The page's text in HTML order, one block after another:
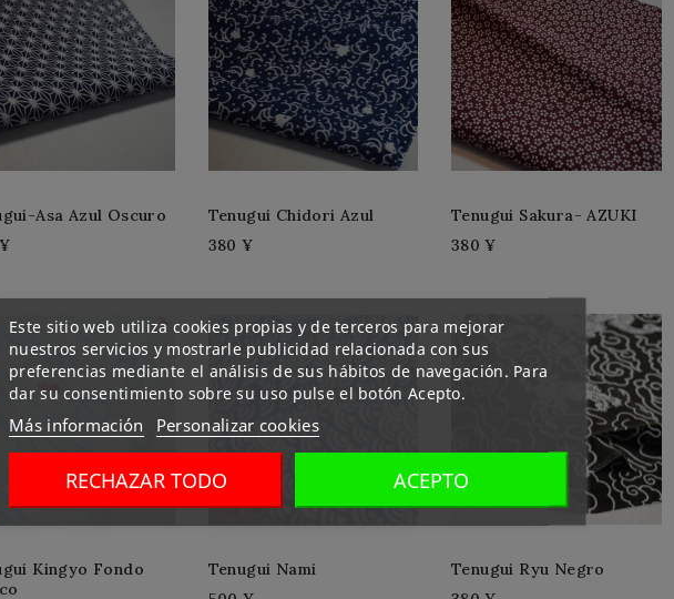
Asa Azul Oscuro
Tenugui Chidori Azul
380 ¥
Tenugui Sakura- AZUKI
380 ¥
Kingyo Fondo
Tenugui Nami
Tenugui Ryu Negro
Este sitio web utiliza cookies propias y de terceros para mejorar
nuestros servicios y mostrarle publicidad relacionada con sus
preferencias mediante el análisis de sus hábitos de navegación. Para
dar su consentimiento sobre su uso pulse el botón Acepto.
Más información Personalizar cookies
RECHAZAR TODO ACEPTO